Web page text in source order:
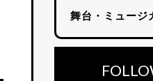
舞台・ミュージ